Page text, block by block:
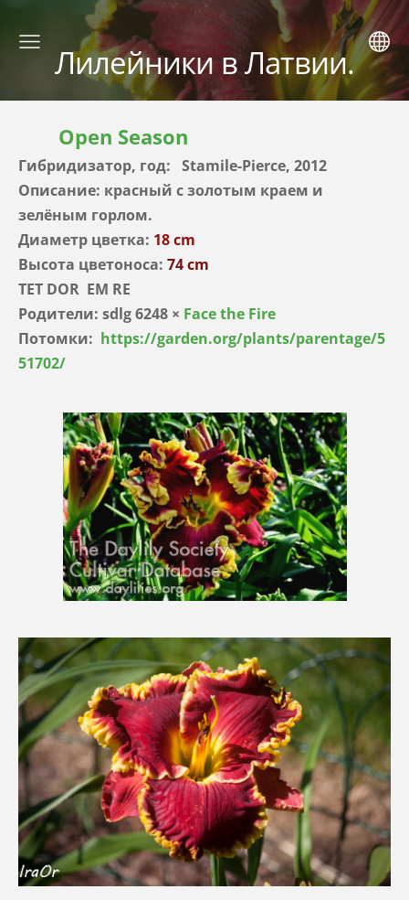
Лилейники в Латвии.
Open Season
Гибридизатор, год: Stamile-Pierce, 2012
Описание: красный с золотым краем и
зелёным горлом.
Диаметр цветка: 18 cm
Высота цветоноса: 74 cm
TET DOR EM RE
Родители: sdlg 6248 × Face the Fire
Потомки: https://garden.org/plants/parentage/5
51702/